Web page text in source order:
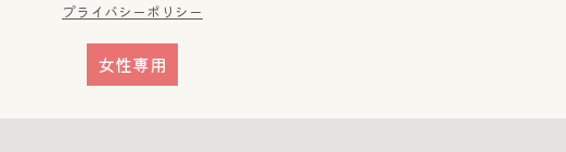
プライバシーポリシー
女性専用